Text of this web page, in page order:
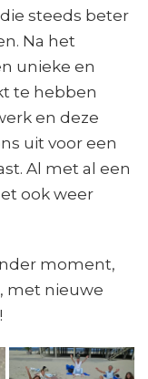
steeds beter
Na het
unieke en
te hebben
en deze
uit voor een
Al met al een
ook weer
moment,
met nieuwe